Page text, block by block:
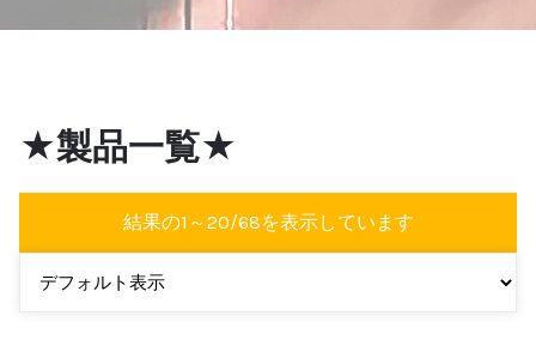
★製品一覧★
結果の1～20/68を表示しています